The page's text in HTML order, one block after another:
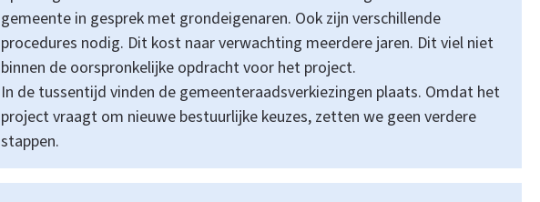
n
)
gemeente in gesprek met grondeigenaren. Ook zijn verschillende
procedures nodig. Dit kost naar verwachting meerdere jaren. Dit viel niet
binnen de oorspronkelijke opdracht voor het project.
In de tussentijd vinden de gemeenteraadsverkiezingen plaats. Omdat het
project vraagt om nieuwe bestuurlijke keuzes, zetten we geen verdere
stappen.